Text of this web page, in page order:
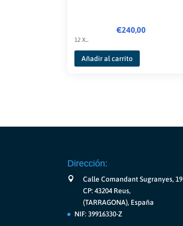
€240,00
12 X...
Añadir al carrito
Dirección:
Calle Comandant Sugranyes, 19
CP: 43204 Reus,
(TARRAGONA), España
NIF: 39916330-Z